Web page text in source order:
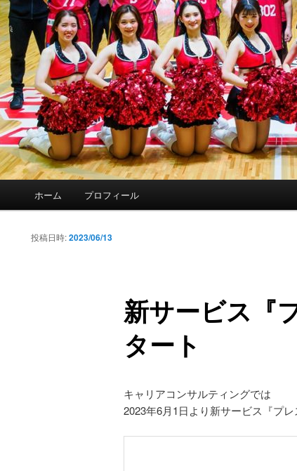
ホーム プロフィール
新サービス『
タート
投稿日時:2023/06/13
キャリアコンサルティングでは
2023年6月1日より新サービス『プレ